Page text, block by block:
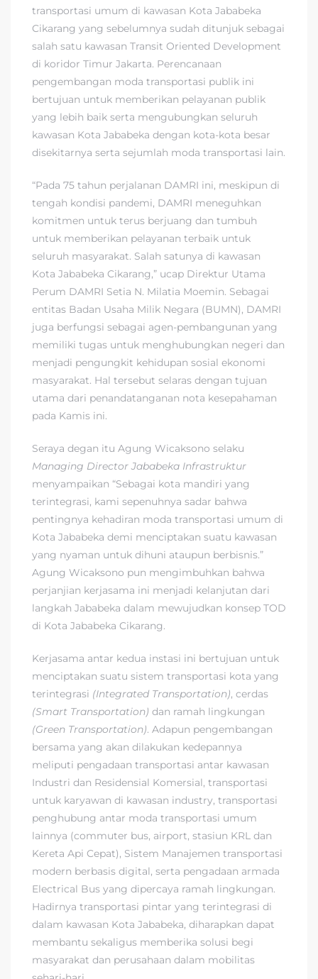
transportasi umum di kawasan Kota Jababeka
Cikarang yang sebelumnya sudah ditunjuk sebagai
salah satu kawasan Transit Oriented Development
di koridor Timur Jakarta. Perencanaan
pengembangan moda transportasi publik ini
bertujuan untuk memberikan pelayanan publik
yang lebih baik serta mengubungkan seluruh
kawasan Kota Jababeka dengan kota-kota besar
disekitarnya serta sejumlah moda transportasi lain.
“Pada 75 tahun perjalanan DAMRI ini, meskipun di
tengah kondisi pandemi, DAMRI meneguhkan
komitmen untuk terus berjuang dan tumbuh
untuk memberikan pelayanan terbaik untuk
seluruh masyarakat. Salah satunya di kawasan
Kota Jababeka Cikarang,” ucap Direktur Utama
Perum DAMRI Setia N. Milatia Moemin. Sebagai
entitas Badan Usaha Milik Negara (BUMN), DAMRI
juga berfungsi sebagai agen-pembangunan yang
memiliki tugas untuk menghubungkan negeri dan
menjadi pengungkit kehidupan sosial ekonomi
masyarakat. Hal tersebut selaras dengan tujuan
utama dari penandatanganan nota kesepahaman
pada Kamis ini.
Seraya degan itu Agung Wicaksono selaku
Managing Director Jababeka Infrastruktur
menyampaikan “Sebagai kota mandiri yang
terintegrasi, kami sepenuhnya sadar bahwa
pentingnya kehadiran moda transportasi umum di
Kota Jababeka demi menciptakan suatu kawasan
yang nyaman untuk dihuni ataupun berbisnis.”
Agung Wicaksono pun mengimbuhkan bahwa
perjanjian kerjasama ini menjadi kelanjutan dari
langkah Jababeka dalam mewujudkan konsep TOD
di Kota Jababeka Cikarang.
Kerjasama antar kedua instasi ini bertujuan untuk
menciptakan suatu sistem transportasi kota yang
terintegrasi (Integrated Transportation), cerdas
(Smart Transportation) dan ramah lingkungan
(Green Transportation). Adapun pengembangan
bersama yang akan dilakukan kedepannya
meliputi pengadaan transportasi antar kawasan
Industri dan Residensial Komersial, transportasi
untuk karyawan di kawasan industry, transportasi
penghubung antar moda transportasi umum
lainnya (commuter bus, airport, stasiun KRL dan
Kereta Api Cepat), Sistem Manajemen transportasi
modern berbasis digital, serta pengadaan armada
Electrical Bus yang dipercaya ramah lingkungan.
Hadirnya transportasi pintar yang terintegrasi di
dalam kawasan Kota Jababeka, diharapkan dapat
membantu sekaligus memberika solusi begi
masyarakat dan perusahaan dalam mobilitas